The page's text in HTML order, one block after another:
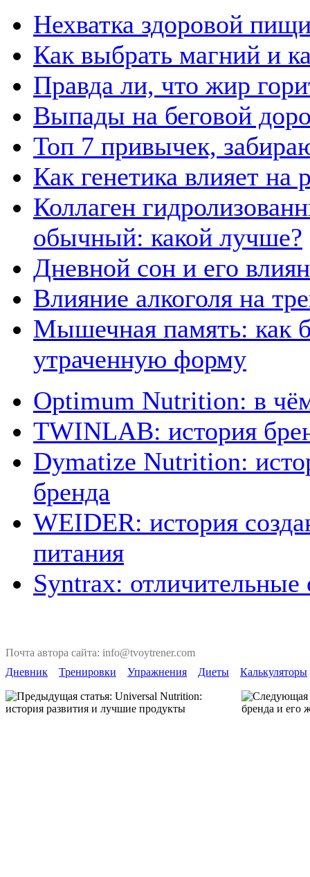
Нехватка здоровой
Как выбрать магний и
Правда ли, что жир
Выпады на беговой
Топ 7 привычек,
Как генетика влияет
Коллаген
обычный: какой лучше?
Дневной сон и его
Влияние алкоголя на
Мышечная память: как
утраченную форму
Optimum Nutrition: в
TWINLAB: история
Dymatize Nutrition:
бренда
WEIDER: история
питания
Syntrax:
Почта автора сайта: info@tvoytrener.com
Дневник
Тренировки Упражнения Диеты Калькуляторы